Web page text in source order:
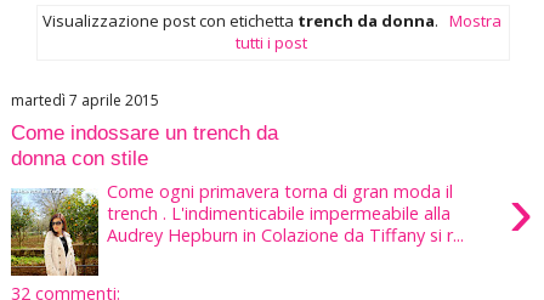
Visualizzazione post con etichetta trench da donna. Mostra
tutti i post
martedì 7 aprile 2015
Come indossare un trench da
donna con stile
›
Come ogni primavera torna di gran moda il
trench . L'indimenticabile impermeabile alla
Audrey Hepburn in Colazione da Tiffany si r...
32 commenti: